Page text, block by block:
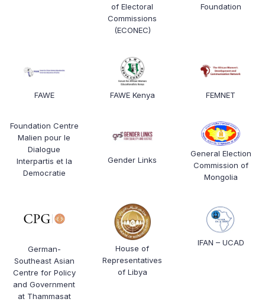
of Electoral
Commissions
(ECONEC)
Foundation
FAWE FAWE Kenya FEMNET
Foundation Centre
Malien pour le
Dialogue
Interpartis et la
Democratie
Gender Links
General Election
Commission of
Mongolia
German-
Southeast Asian
Centre for Policy
and Government
at Thammasat
House of
Representatives
of Libya
IFAN – UCAD